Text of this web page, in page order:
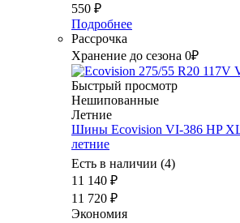
550 ₽
Подробнее
Рассрочка
Хранение до сезона 0₽
Быстрый просмотр
Нешипованные
Летние
Шины Ecovision VI-386 HP
летние
Есть в наличии (4)
11 140 ₽
11 720 ₽
Экономия